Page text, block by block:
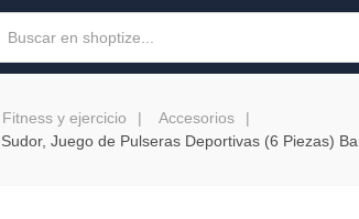
Fitness y ejercicio
Accesorios
Juego de Pulseras Deportivas (6 Piezas)